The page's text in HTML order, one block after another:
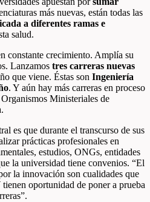
más nuevas, están todas las
a diferentes ramas e
salud.
constante crecimiento. Amplía su
Lanzamos tres carreras nuevas
que viene. Éstas son Ingeniería
. Y aún hay más carreras en proceso
Ministeriales de
es que durante el transcurso de sus
prácticas profesionales en
estudios, ONGs, entidades
la universidad tiene convenios. “El
la innovación son cualidades que
oportunidad de poner a prueba